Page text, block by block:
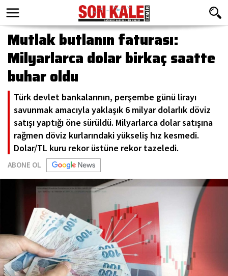
Mutlak butlanın faturası:
Milyarlarca dolar birkaç saatte
buhar oldu
Türk devlet bankalarının, perşembe günü lirayı
savunmak amacıyla yaklaşık 6 milyar dolarlık döviz
satışı yaptığı öne sürüldü. Milyarlarca dolar satışına
rağmen döviz kurlarındaki yükseliş hız kesmedi.
Dolar/TL kuru rekor üstüne rekor tazeledi.
ABONE OL